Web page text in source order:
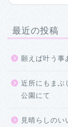
最近の投稿
願えば叶う事
近所にもまぶ
公園にて
見晴らしの